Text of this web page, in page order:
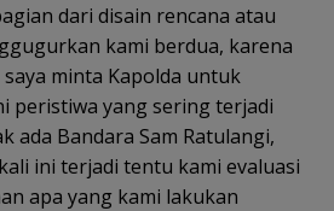
dari disain rencana atau
kami berdua, karena
minta Kapolda untuk
peristiwa yang sering terjadi
ada Bandara Sam Ratulangi,
ini terjadi tentu kami evaluasi
apa yang kami lakukan